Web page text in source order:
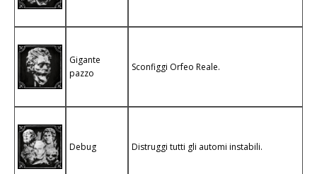
Gigante
pazzo
Sconfiggi Orfeo Reale.
Debug Distruggi tutti gli automi instabili.